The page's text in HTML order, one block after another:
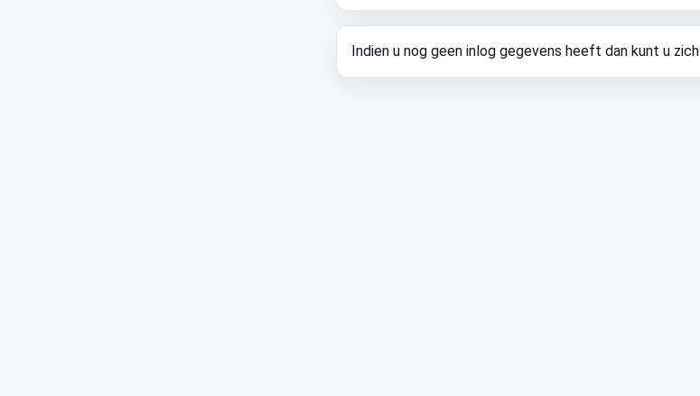
Indien u nog geen inlog gegevens heeft dan kunt u zich